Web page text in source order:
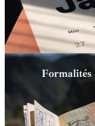
Formalités